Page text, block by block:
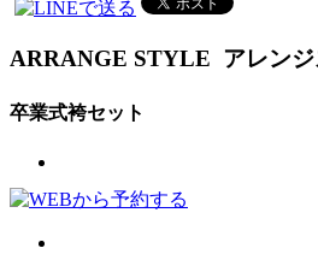
ARRANGE STYLE アレン
卒業式袴セット